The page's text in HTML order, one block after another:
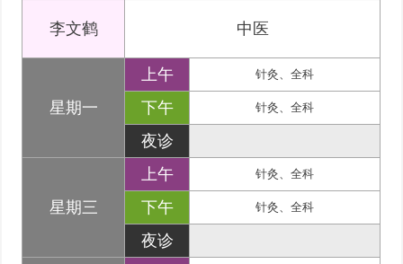
李文鹤 中医
星期一
上午 针灸、全科
下午 针灸、全科
夜诊
星期三
上午 针灸、全科
下午 针灸、全科
夜诊